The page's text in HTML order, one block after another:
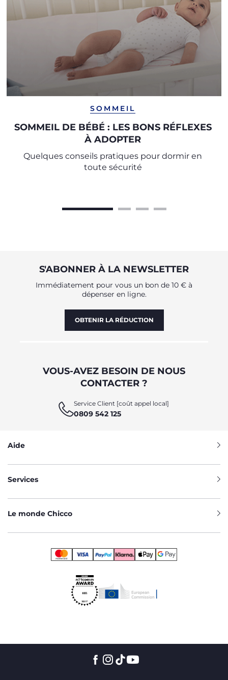
SOMMEIL
SOMMEIL DE BÉBÉ : LES BONS RÉFLEXES
À ADOPTER
Quelques conseils pratiques pour dormir en
toute sécurité
S'ABONNER À LA NEWSLETTER
Immédiatement pour vous un bon de 10 € à
dépenser en ligne.
OBTENIR LA RÉDUCTION
VOUS-AVEZ BESOIN DE NOUS
CONTACTER ?
Service Client [coût appel local]
0809 542 125
Aide
Services
Le monde Chicco